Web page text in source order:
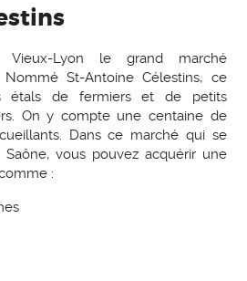
Vieux-Lyon le grand marché
St-Antoine Célestins, ce
étals de fermiers et de petits
On y compte une centaine de
Dans ce marché qui se
vous pouvez acquérir une
: